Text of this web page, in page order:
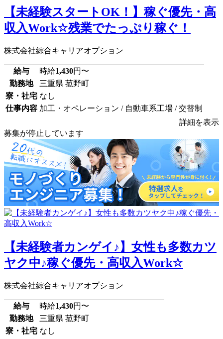
【未経験スタートOK！】稼ぐ優先・高
収入Work☆残業でたっぷり稼ぐ！
株式会社綜合キャリアオプション
給与 時給1,430円〜
勤務地
三重県 菰野町
寮・社宅 なし
仕事内容 加工・オペレーション / 自動車系工場 / 交替制
詳細を表示
募集が停止しています
【未経験者カンゲイ♪】女性も多数カツ
ヤク中♪稼ぐ優先・高収入Work☆
株式会社綜合キャリアオプション
給与 時給1,430円〜
勤務地
三重県 菰野町
寮・社宅 なし